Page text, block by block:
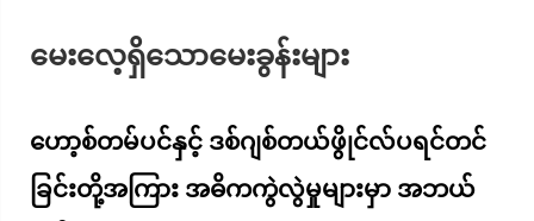
မေးလေ့ရှိသောမေးခွန်းများ
ဟော့စ်တမ်ပင်နှင့် ဒစ်ဂျစ်တယ်ဖွိုင်လ်ပရင်တင်
ခြင်းတို့အကြား အဓိကကွဲလွဲမှုများမှာ အဘယ်